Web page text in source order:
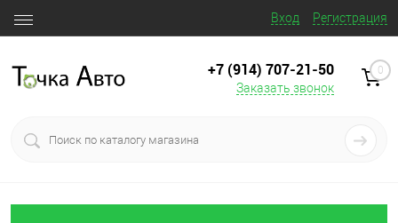
Вход Регистрация
+7 (914) 707‒21‒50
Заказать звонок
0